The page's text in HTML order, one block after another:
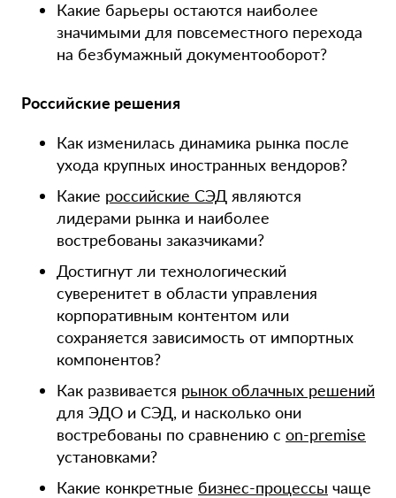
Какие барьеры остаются наиболее
значимыми для повсеместного перехода
на безбумажный документооборот?
Российские решения
Как изменилась динамика рынка после
ухода крупных иностранных вендоров?
Какие российские СЭД являются
лидерами рынка и наиболее
востребованы заказчиками?
Достигнут ли технологический
суверенитет в области управления
корпоративным контентом или
сохраняется зависимость от импортных
компонентов?
Как развивается рынок облачных решений
для ЭДО и СЭД, и насколько они
востребованы по сравнению с on-premise
установками?
Какие конкретные бизнес-процессы чаще